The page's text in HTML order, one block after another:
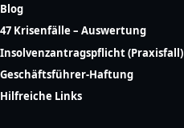
Blog
47 Krisenfälle – Auswertung
Insolvenzantragspflicht (Praxisfall)
Geschäftsführer-Haftung
Hilfreiche Links